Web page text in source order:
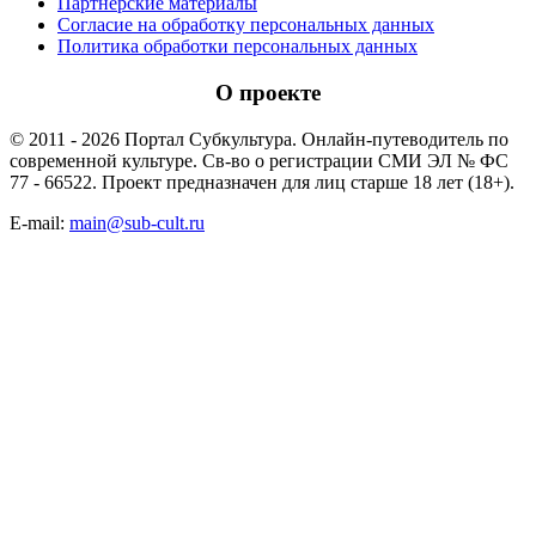
Согласие на обработку персональных данных
Политика обработки персональных данных
О проекте
© 2011 - 2026 Портал Субкультура. Онлайн-путеводитель по
современной культуре. Св-во о регистрации СМИ ЭЛ № ФС
77 - 66522. Проект предназначен для лиц старше 18 лет (18+).
E-mail: main@sub-cult.ru